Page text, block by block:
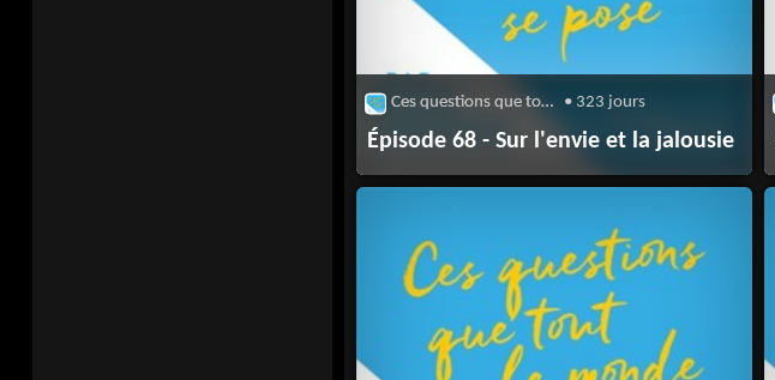
Ces questions que tout le monde se pose • 323 jours
Épisode 68 - Sur l'envie et la jalousie